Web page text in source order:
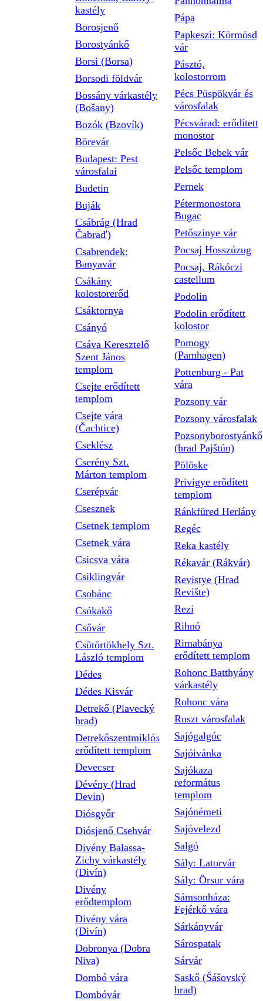
kastély
Borosjenő
Borostyánkő
Borsi (Borsa)
Borsodi földvár
Bossány várkastély
(Bošany)
Bozók (Bzovík)
Börevár
Budapest: Pest
városfalai
Budetin
Buják
Csábrág (Hrad
Čabraď)
Csabrendek:
Banyavár
Csákány
kolostorerőd
Csáktornya
Csányó
Csáva Keresztelő
Szent János
templom
Csejte erődített
templom
Csejte vára
(Čachtice)
Cseklész
Cserény Szt.
Márton templom
Cserépvár
Csesznek
Csetnek templom
Csetnek vára
Csicsva vára
Csiklingvár
Csobánc
Csókakő
Csővár
Csütörtökhely Szt.
László templom
Dédes
Dédes Kisvár
Detrekő (Plavecký
hrad)
Detrekőszentmiklós
erődített templom
Devecser
Dévény (Hrad
Devin)
Diósgyőr
Diósjenő Csehvár
Divény Balassa-
Zichy várkastély
(Divín)
Divény
erődtemplom
Divény vára
(Divín)
Dobronya (Dobra
Niva)
Dombó vára
Dombóvár
Pápa
Papkeszi: Körmösd
vár
Pásztó,
kolostorrom
Pécs Püspökvár és
városfalak
Pécsvárad: erődített
monostor
Pelsőc Bebek vár
Pelsőc templom
Pernek
Pétermonostora
Bugac
Petőszinye vár
Pocsaj Hosszúzug
Pocsaj, Rákóczi
castellum
Podolin
Podolin erődített
kolostor
Pomogy
(Pamhagen)
Pottenburg - Pat
vára
Pozsony vár
Pozsony városfalak
Pozsonyborostyánkő
(hrad Pajštún)
Pölöske
Privigye erődített
templom
Ránkfüred Herlány
Regéc
Reka kastély
Rékavár (Rákvár)
Revistye (Hrad
Revište)
Rezi
Rihnó
Rimabánya
erődített templom
Rohonc Batthyány
várkastély
Rohonc vára
Ruszt városfalak
Sajógalgóc
Sajóivánka
Sajókaza
református
templom
Sajónémeti
Sajóvelezd
Salgó
Sály: Latorvár
Sály: Örsur vára
Sámsonháza:
Fejérkő vára
Sárkányvár
Sárospatak
Sárvár
Saskő (Šášovský
hrad)